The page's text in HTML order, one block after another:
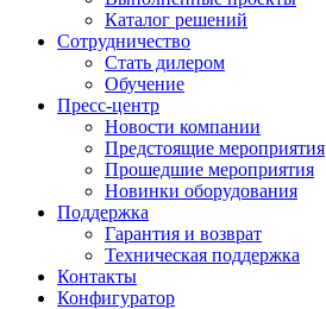
Каталог решений
Сотрудничество
Стать дилером
Обучение
Пресс-центр
Новости компании
Предстоящие мероприятия
Прошедшие мероприятия
Новинки оборудования
Поддержка
Гарантия и возврат
Техническая поддержка
Контакты
Конфигуратор